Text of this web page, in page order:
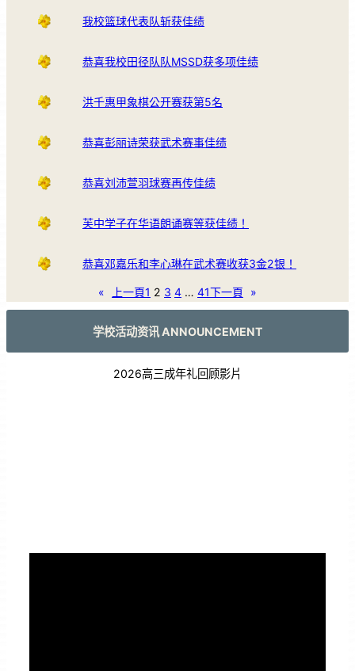
我校篮球代表队斩获佳绩
恭喜我校田径队队MSSD获多项佳绩
洪千惠甲象棋公开赛获第5名
恭喜彭丽诗荣获武术赛事佳绩
恭喜刘沛萱羽球赛再传佳绩
芙中学子在华语朗诵赛等获佳绩！
恭喜邓嘉乐和李心琳在武术赛收获3金2银！
« 上一頁1 2 3 4 … 41下一頁 »
学校活动资讯 ANNOUNCEMENT
2026高三成年礼回顾影片